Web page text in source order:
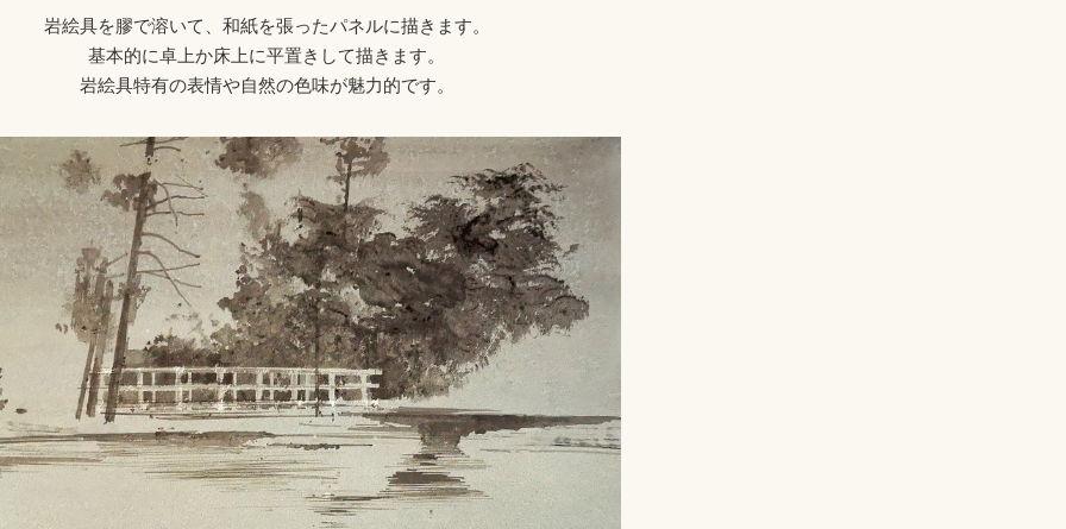
岩絵具を膠で溶いて、和紙を張ったパネルに描きます。
基本的に卓上か床上に平置きして描きます。
岩絵具特有の表情や自然の色味が魅力的です。